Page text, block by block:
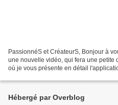
PassionnéS et CréateurS, Bonjour à
une nouvelle vidéo, qui fera une petite
où je vous présente en détail
Hébergé par Overblog